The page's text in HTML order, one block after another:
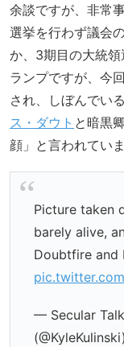
余談ですが、非常
選挙を行わず議会
か、3期目の大統
ランプですが、今
され、しぼんでい
ス・ダウト と暗黒卿
顔」と言われていま
Picture taken
barely alive,
Doubtfire and
— Secular
(@KyleKulinski)